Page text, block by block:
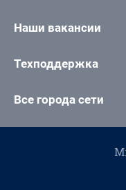
Наши вакансии
Техподдержка
Все города сети